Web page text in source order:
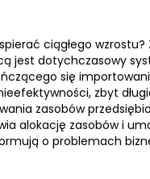
ciągłego
jest dotychczasowy
się
zbyt
zasobów
alokację zasobów i
o problemach